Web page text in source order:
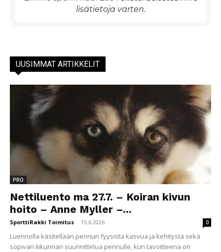
lisätietoja varten.
UUSIMMAT ARTIKKELIT
PRO
Nettiluento ma 27.7. – Koiran kivun
hoito – Anne Myller –...
SporttiRakki Toimitus - 15.6.2026 0
Luennolla käsitellään pennun fyysistä kasvua ja kehitystä sekä
sopivan liikunnan suunnittelua pennulle, kun tavoitteena on